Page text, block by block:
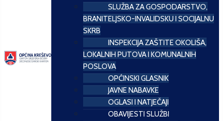
SLUŽBA ZA GOSPODARSTVO,
BRANITELJSKO-INVALIDSKU I SOCIJALNU
SKRB
INSPEKCIJA ZAŠTITE OKOLIŠA,
LOKALNIH PUTOVA I KOMUNALNIH
POSLOVA
OPĆINSKI GLASNIK
JAVNE NABAVKE
OGLASI I NATJEČAJI
OBAVIJESTI SLUŽBI